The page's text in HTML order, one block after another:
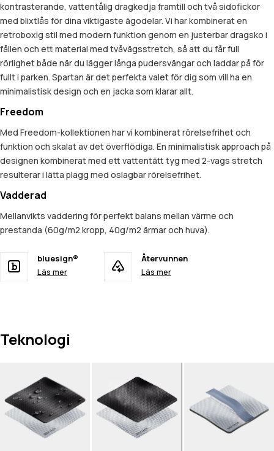
kontrasterande, vattentålig dragkedja framtill och två sidofickor
med blixtlås för dina viktigaste ägodelar. Vi har kombinerat en
retroboxig stil med modern funktion genom en justerbar dragsko i
fållen och ett material med tvåvägsstretch, så att du får full
rörlighet både när du lägger långa pudersvängar och laddar på för
fullt i parken. Spartan är det perfekta valet för dig som vill ha en
minimalistisk design och en jacka som klarar allt.
Freedom
Med Freedom-kollektionen har vi kombinerat rörelsefrihet och
funktion och skalat av det överflödiga. En minimalistisk approach på
designen kombinerat med ett vattentätt tyg med 2-vags stretch
resulterar i lätta plagg med oslagbar rörelsefrihet.
Vadderad
Mellanvikts vaddering för perfekt balans mellan värme och
prestanda (60g/m2 kropp, 40g/m2 ärmar och huva).
bluesign®
Läs mer
Återvunnen
Läs mer
Teknologi